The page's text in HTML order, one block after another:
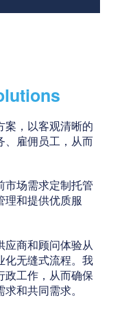
案，以客观清晰的
、雇佣员工，从而
市场需求定制托管
理和提供优质服
应商和顾问体验从
化无缝式流程。我
政工作，从而确保
和共同需求。